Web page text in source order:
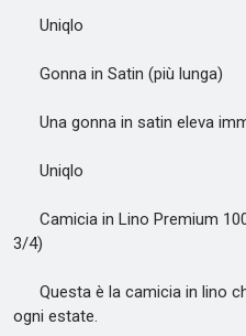
Uniqlo
Gonna in Satin (più lunga)
Una gonna in satin eleva
Uniqlo
Camicia in Lino Premium
3/4)
Questa è la camicia in lino
ogni estate.